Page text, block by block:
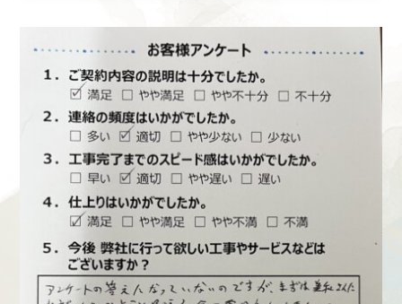
無料建物診 断
0120-44-2605
営業時間 8:00−18:00 ｜
定休日 日曜・祝日
Webお問い合わせ
LINEでお手軽相談